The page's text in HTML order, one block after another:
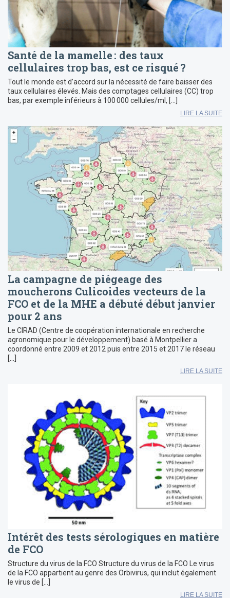
Santé de la mamelle : des taux
cellulaires trop bas, est ce risqué ?
Tout le monde est d’accord sur la nécessité de faire baisser des
taux cellulaires élevés. Mais des comptages cellulaires (CC) trop
bas, par exemple inférieurs à 100 000 cellules/ml, […]
LIRE LA SUITE
La campagne de piégeage des
moucherons Culicoides vecteurs de la
FCO et de la MHE a débuté début janvier
pour 2 ans
Le CIRAD (Centre de coopération internationale en recherche
agronomique pour le développement) basé à Montpellier a
coordonné entre 2009 et 2012 puis entre 2015 et 2017 le réseau
[…]
LIRE LA SUITE
Intérêt des tests sérologiques en matière
de FCO
Structure du virus de la FCO Structure du virus de la FCO Le virus
de la FCO appartient au genre des Orbivirus, qui inclut également
le virus de […]
LIRE LA SUITE